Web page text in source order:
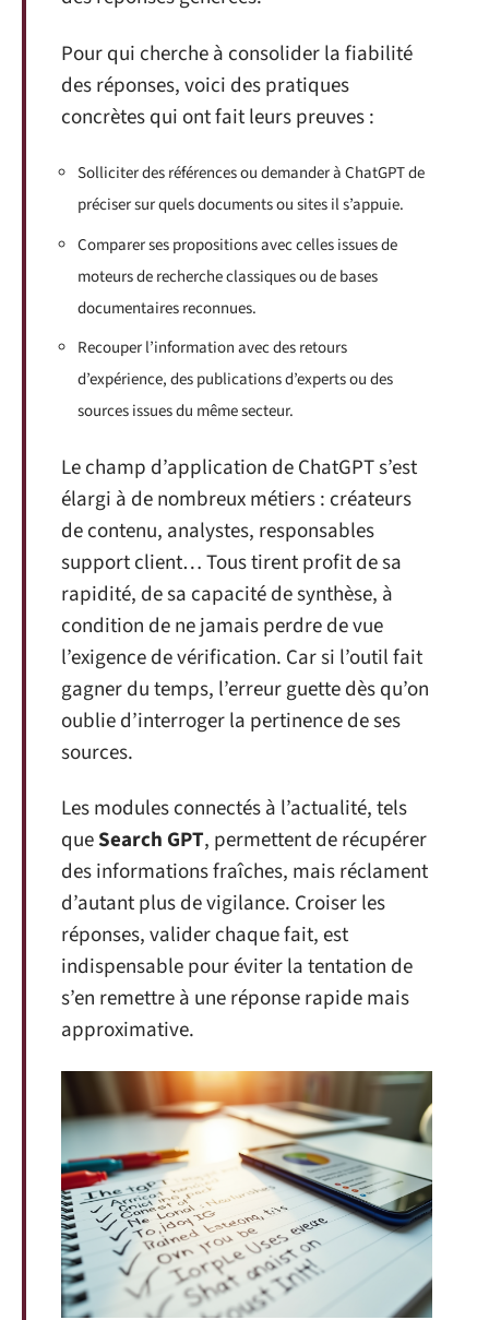
Pour qui cherche à consolider la fiabilité
des réponses, voici des pratiques
concrètes qui ont fait leurs preuves :
Solliciter des références ou demander à ChatGPT de
préciser sur quels documents ou sites il s’appuie.
Comparer ses propositions avec celles issues de
moteurs de recherche classiques ou de bases
documentaires reconnues.
Recouper l’information avec des retours
d’expérience, des publications d’experts ou des
sources issues du même secteur.
Le champ d’application de ChatGPT s’est
élargi à de nombreux métiers : créateurs
de contenu, analystes, responsables
support client… Tous tirent profit de sa
rapidité, de sa capacité de synthèse, à
condition de ne jamais perdre de vue
l’exigence de vérification. Car si l’outil fait
gagner du temps, l’erreur guette dès qu’on
oublie d’interroger la pertinence de ses
sources.
Les modules connectés à l’actualité, tels
queSearch GPT, permettent de récupérer
des informations fraîches, mais réclament
d’autant plus de vigilance. Croiser les
réponses, valider chaque fait, est
indispensable pour éviter la tentation de
s’en remettre à une réponse rapide mais
approximative.